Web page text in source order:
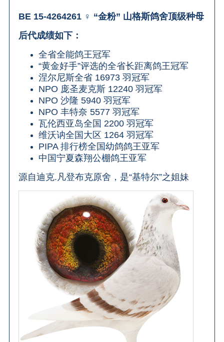
BE 15-4264261 ♀ “金粉” 山格斯鸽舍顶级种母
后代成绩如下：
全省全能鸽王冠军
“黄金好手”评选的全省长距离鸽王冠军
涅尔尼斯全省 16973 羽冠军
NPO 庞圣麦克斯 12240 羽冠军
NPO 沙隆 5940 羽冠军
NPO 丰特奈 5577 羽冠军
瓦伦西亚岛全国 2200 羽冠军
维沃讷全国大区 1264 羽冠军
PIPA 排行榜全国幼鸽鸽王亚军
中国宁夏森翔公棚鸽王亚军
源自迪克.凡登布克原舍，是“基特尔”之姐妹